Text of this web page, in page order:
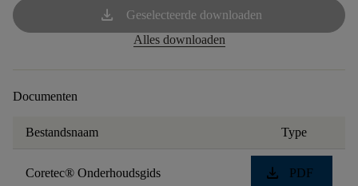
download
Geselecteerde downloaden
Alles downloaden
Documenten
Bestandsnaam Type
Coretec® Onderhoudsgids download PDF